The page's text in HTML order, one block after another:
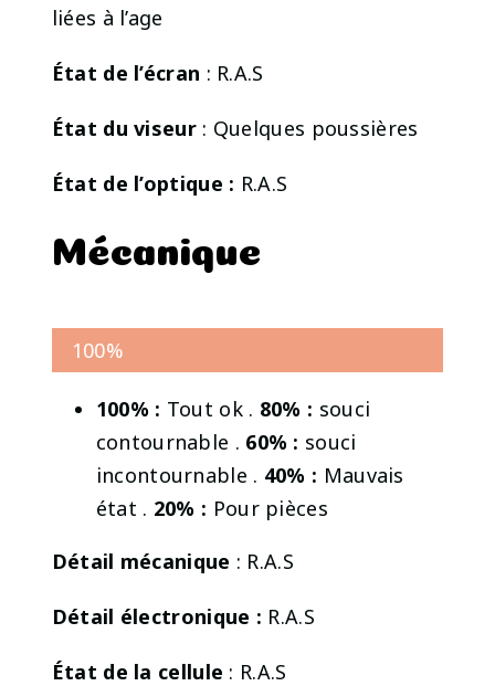
liées à l’age
État de l’écran : R.A.S
État du viseur: Quelques poussières
État de l’optique : R.A.S
Mécanique
100%
100% : Tout ok . 80% : souci
contournable . 60% : souci
incontournable . 40% : Mauvais
état . 20% : Pour pièces
Détail mécanique : R.A.S
Détail électronique : R.A.S
État de la cellule : R.A.S